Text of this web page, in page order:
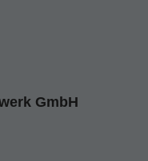
GmbH